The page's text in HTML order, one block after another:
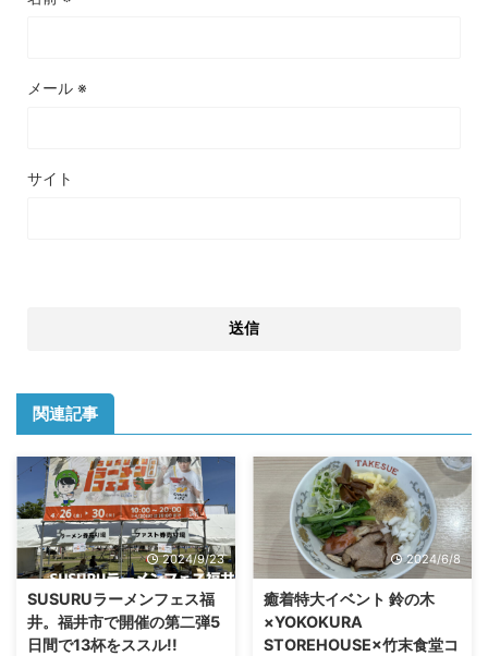
メール ※
サイト
関連記事
2024/9/23
SUSURUラーメンフェス福
井。福井市で開催の第二弾5
日間で13杯をススル!!
2024/6/8
癒着特大イベント 鈴の木
×YOKOKURA
STOREHOUSE×竹末食堂コ